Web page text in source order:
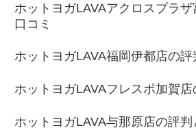
ホットヨガLAVAアクロスプラ
口コミ
ホットヨガLAVA福岡伊都店の評
ホットヨガLAVAフレスポ加賀店
ホットヨガLAVA与那原店の評判